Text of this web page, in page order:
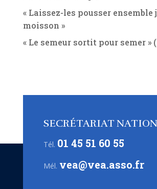
« Laissez-les pousser ensemble
moisson »
« Le semeur sortit pour semer »
SECRÉTARIAT
Tél. 01 45 51 60 55
Mél. vea@vea.asso.fr